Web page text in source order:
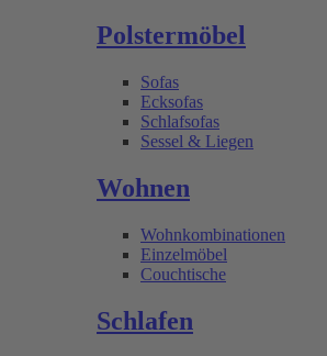
Polstermöbel
Sofas
Ecksofas
Schlafsofas
Sessel & Liegen
Wohnen
Wohnkombinationen
Einzelmöbel
Couchtische
Schlafen